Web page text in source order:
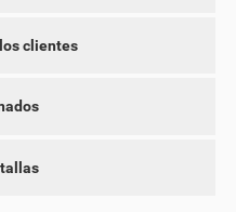
clientes
INICIAR SESIÓN